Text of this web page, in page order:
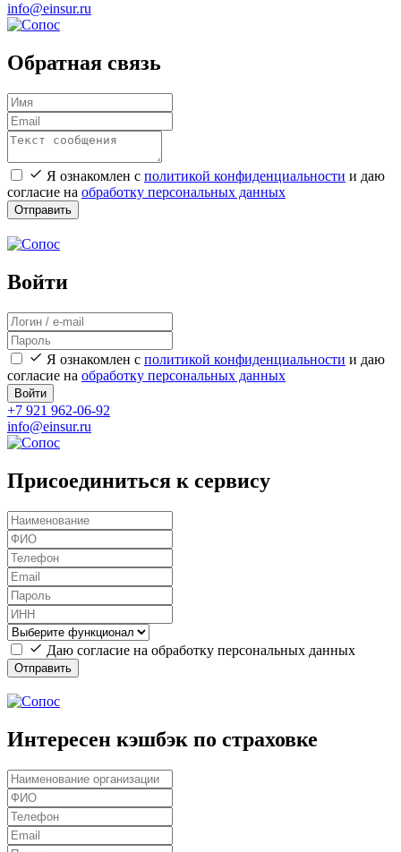
info@einsur.ru
Обратная связь
Я ознакомлен с политикой конфиденциальности и даю
согласие на обработку персональных данных
Отправить
Войти
Я ознакомлен с политикой конфиденциальности и даю
согласие на обработку персональных данных
Войти
+7 921 962-06-92
info@einsur.ru
Присоединиться к сервису
Даю согласие на обработку персональных данных
Отправить
Интересен кэшбэк по страховке